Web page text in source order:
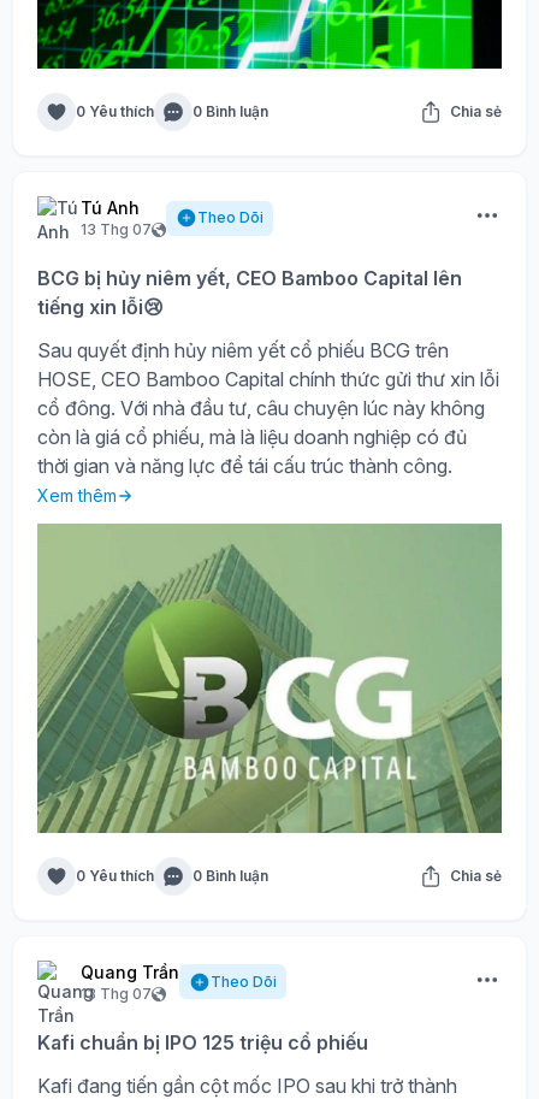
0 Yêu thích 0 Bình luận Chia sẻ
Tú Anh
13 Thg 07
Theo Dõi
BCG bị hủy niêm yết, CEO Bamboo Capital lên
tiếng xin lỗi😢
Sau quyết định hủy niêm yết cổ phiếu BCG trên
HOSE, CEO Bamboo Capital chính thức gửi thư xin lỗi
cổ đông. Với nhà đầu tư, câu chuyện lúc này không
còn là giá cổ phiếu, mà là liệu doanh nghiệp có đủ
thời gian và năng lực để tái cấu trúc thành công.
Xem thêm
0 Yêu thích 0 Bình luận Chia sẻ
Quang Trần
13 Thg 07
Theo Dõi
Kafi chuẩn bị IPO 125 triệu cổ phiếu
Kafi đang tiến gần cột mốc IPO sau khi trở thành